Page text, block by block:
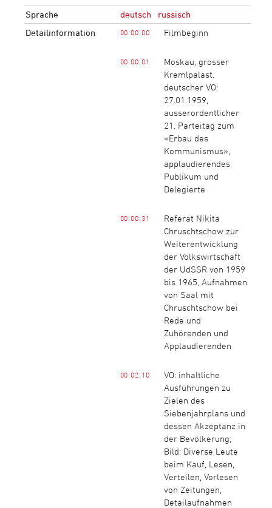
Sprache
deutsch
russisch
Detailinformation
00:00:00 Filmbeginn
00:00:01
Moskau, grosser
Kremlpalast.
deutscher VO:
27.01.1959,
ausserordentlicher
21. Parteitag zum
«Erbau des
Kommunismus»,
applaudierendes
Publikum und
Delegierte
00:00:31
Referat Nikita
Chruschtschow zur
Weiterentwicklung
der Volkswirtschaft
der UdSSR von 1959
bis 1965, Aufnahmen
von Saal mit
Chruschtschow bei
Rede und
Zuhörenden und
Applaudierenden
00:02:10
VO: inhaltliche
Ausführungen zu
Zielen des
Siebenjahrplans und
dessen Akzeptanz in
der Bevölkerung;
Bild: Diverse Leute
beim Kauf, Lesen,
Verteilen, Vorlesen
von Zeitungen,
Detailaufnahmen